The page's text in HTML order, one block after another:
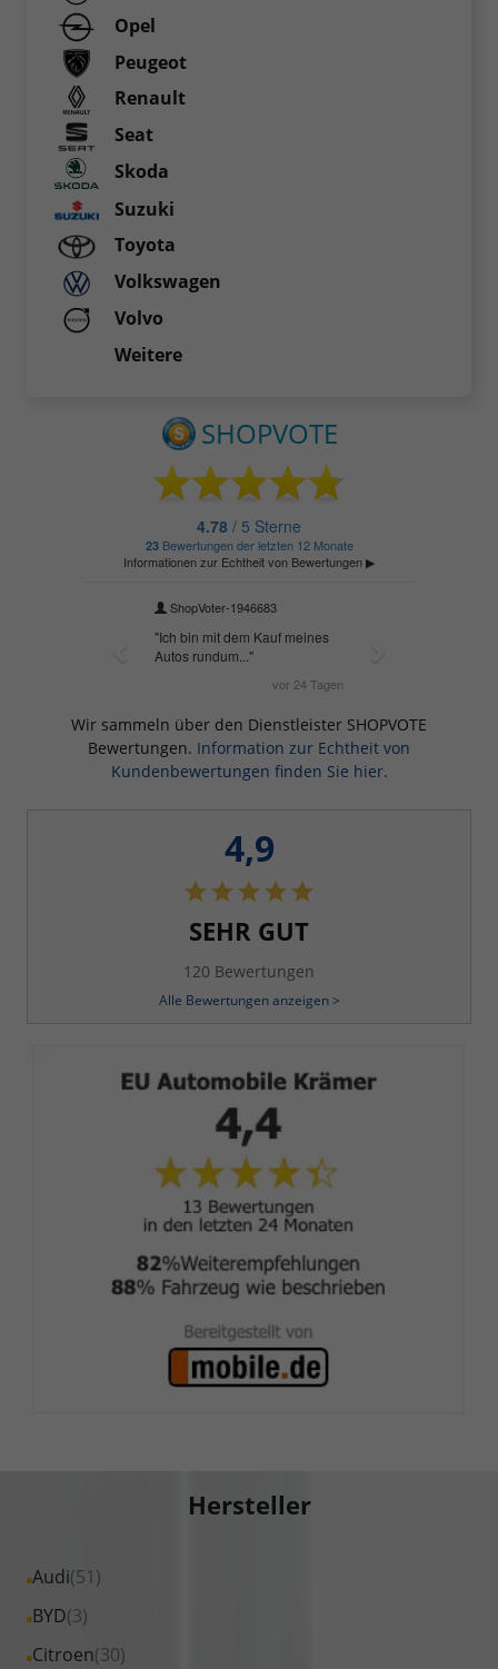
Opel
Peugeot
Renault
Seat
Skoda
Suzuki
Toyota
Volkswagen
Volvo
Weitere
Wir sammeln über den Dienstleister SHOPVOTE
Bewertungen. Information zur Echtheit von
Kundenbewertungen finden Sie hier.
4,9
SEHR GUT
120 Bewertungen
Alle Bewertungen anzeigen >
Hersteller
Audi(51)
Alle
Fahrzeuge
BYD(3)
Alle
Fahrzeuge
Citroen(30)
Alle